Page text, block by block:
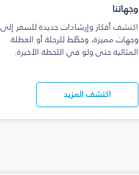
وجهاتنا
اكتشف أفكار وإرشادات جديدة للسفر إلى
وجهات مميزة، وخطّط للرحلة أو العطلة
المثالية حتى ولو في اللحظة الأخيرة.
اكتشف المزيد